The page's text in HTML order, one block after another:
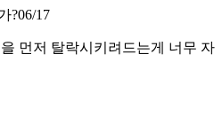
?06/17
먼저 탈락시키려드는게 너무 자